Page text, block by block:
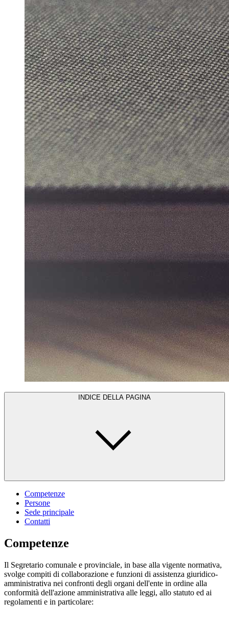
INDICE DELLA PAGINA
Competenze
Persone
Sede principale
Contatti
Competenze
Il Segretario comunale e provinciale, in base alla vigente normativa,
svolge compiti di collaborazione e funzioni di assistenza giuridico-
amministrativa nei confronti degli organi dell'ente in ordine alla
conformità dell'azione amministrativa alle leggi, allo statuto ed ai
regolamenti e in particolare: